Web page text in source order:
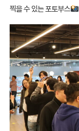
찍을 수 있는 포토부스